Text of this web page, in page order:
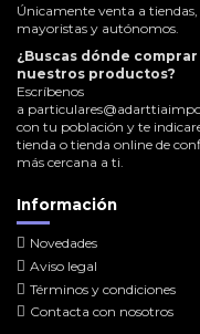
Únicamente venta a tiendas,
mayoristas y autónomos.
¿Buscas dónde comprar
nuestros productos?
Escríbenos
a
con tu población y te
tienda o tienda online de
más cercana a ti.
Información
Novedades
Aviso legal
Términos y condiciones
Contacta con nosotros